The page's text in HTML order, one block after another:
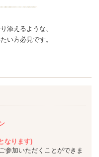
添えるような、
い方必見です。
なります)
加いただくことができま